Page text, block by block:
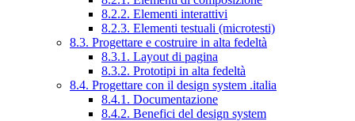
8.2.2. Elementi interattivi
8.2.3. Elementi testuali (microtesti)
8.3. Progettare e costruire in alta fedeltà
8.3.1. Layout di pagina
8.3.2. Prototipi in alta fedeltà
8.4. Progettare con il design system .italia
8.4.1. Documentazione
8.4.2. Benefici del design system